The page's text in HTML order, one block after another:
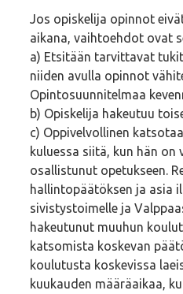
Jos opiskelija opinnot
aikana, vaihtoehdot ovat
a) Etsitään tarvittavat
niiden avulla opinnot
Opintosuunnitelmaa
b) Opiskelija hakeutuu
c) Oppivelvollinen
kuluessa siitä, kun hän on
osallistunut opetukseen.
hallintopäätöksen ja asia
sivistystoimelle ja
hakeutunut muuhun
katsomista koskevan
koulutusta koskevissa
kuukauden määräaikaa,